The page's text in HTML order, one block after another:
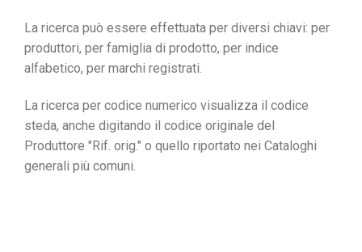
La ricerca può essere effettuata per diversi chiavi: per
produttori, per famiglia di prodotto, per indice
alfabetico, per marchi registrati.
La ricerca per codice numerico visualizza il codice
steda, anche digitando il codice originale del
Produttore "Rif. orig." o quello riportato nei Cataloghi
generali più comuni.